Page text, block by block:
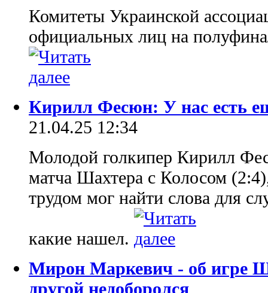
Комитеты Украинской
официальных лиц на
Кирилл Фесюн: У нас есть
21.04.25 12:34
Молодой голкипер Кирилл
матча Шахтера с Колосом
трудом мог найти слова для
какие нашел.
Мирон Маркевич - об игре
другой недоборолся